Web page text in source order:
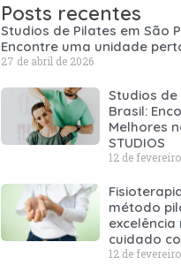
Posts recentes
Studios de Pilates em São
Encontre uma unidade
27 de abril de 2026
Studios de
Brasil:
Melhores
STUDIOS
12 de
método
excelência
cuidado
12 de